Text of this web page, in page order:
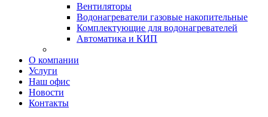
Вентиляторы
Водонагреватели газовые накопительные
Комплектующие для водонагревателей
Автоматика и КИП
О компании
Услуги
Наш офис
Новости
Контакты